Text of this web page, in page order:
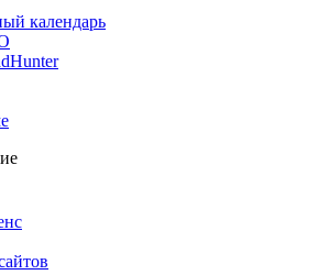
календарь